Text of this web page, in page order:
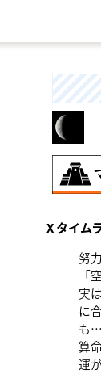
興味の
とで
X タイム
努
「
実
に
も…
算
運